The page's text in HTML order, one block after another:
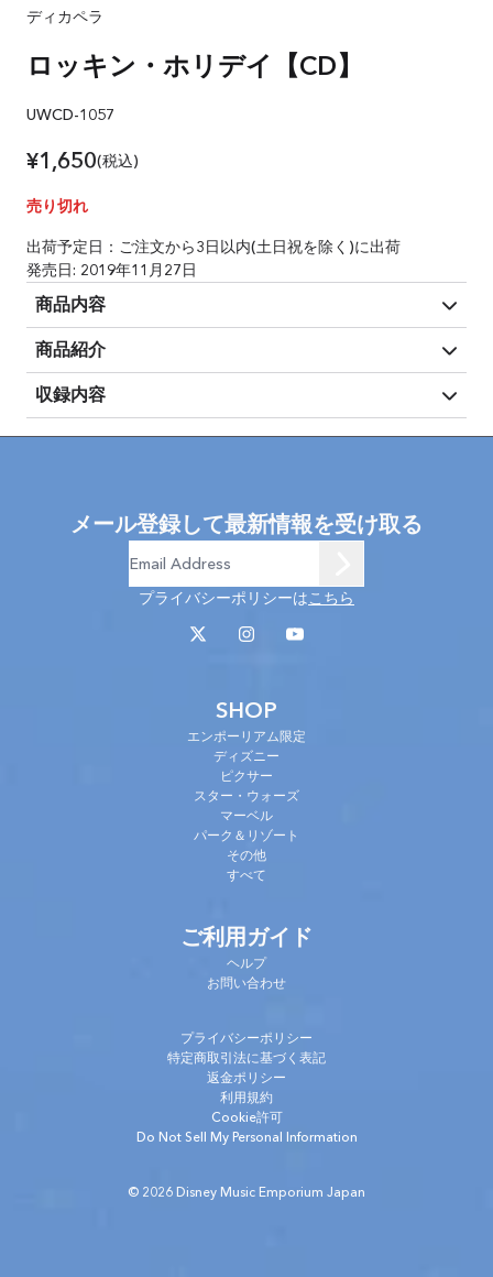
ディカペラ
ロッキン・ホリデイ【CD】
UWCD-1057
¥1,650(税込)
売り切れ
出荷予定日：ご注文から3日以内(土日祝を除く)に出荷
発売日: 2019年11月27日
商品内容
商品紹介
収録内容
メール登録して最新情報を受け取る
プライバシーポリシーはこちら
SHOP
エンポーリアム限定
ディズニー
ピクサー
スター・ウォーズ
マーベル
パーク＆リゾート
その他
すべて
ご利用ガイド
ヘルプ
お問い合わせ
プライバシーポリシー
特定商取引法に基づく表記
返金ポリシー
利用規約
Cookie許可
Do Not Sell My Personal Information
© 2026 Disney Music Emporium Japan